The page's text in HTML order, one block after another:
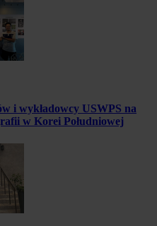
i wykładowcy USWPS na
w Korei Południowej